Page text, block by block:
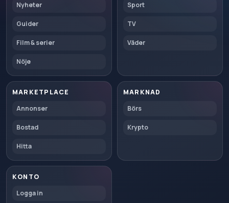
Nyheter
Guider
Film & serier
Nöje
Sport
TV
Väder
MARKETPLACE
Annonser
Bostad
Hitta
MARKNAD
Börs
Krypto
KONTO
Logga in